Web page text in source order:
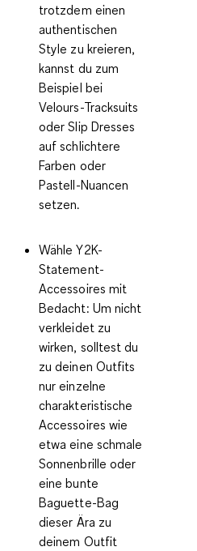
trotzdem einen
authentischen
Style zu kreieren,
kannst du zum
Beispiel bei
Velours-Tracksuits
oder Slip Dresses
auf schlichtere
Farben oder
Pastell-Nuancen
setzen.
Wähle Y2K-
Statement-
Accessoires mit
Bedacht: Um nicht
verkleidet zu
wirken, solltest du
zu deinen Outfits
nur einzelne
charakteristische
Accessoires wie
etwa eine schmale
Sonnenbrille oder
eine bunte
Baguette-Bag
dieser Ära zu
deinem Outfit